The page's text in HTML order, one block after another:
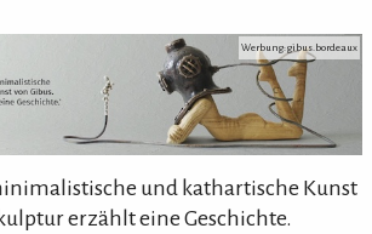
Werbung: gibus.bordeaux
und kathartische Kunst
erzählt eine Geschichte.